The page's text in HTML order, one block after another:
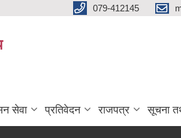
079-412145
सेवा प्रतिवेदन राजपत्र सूचना